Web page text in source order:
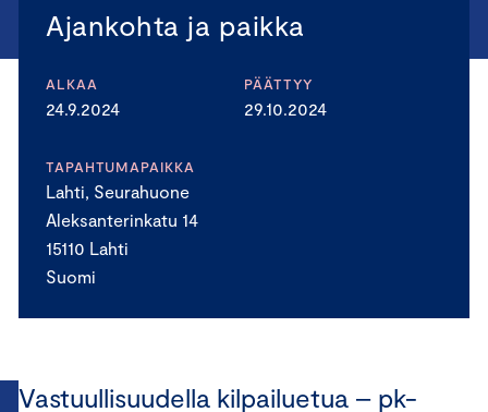
Ajankohta ja paikka
ALKAA
24.9.2024
PÄÄTTYY
29.10.2024
TAPAHTUMAPAIKKA
Lahti, Seurahuone
Aleksanterinkatu 14
15110 Lahti
Suomi
Vastuullisuudella kilpailuetua – pk-